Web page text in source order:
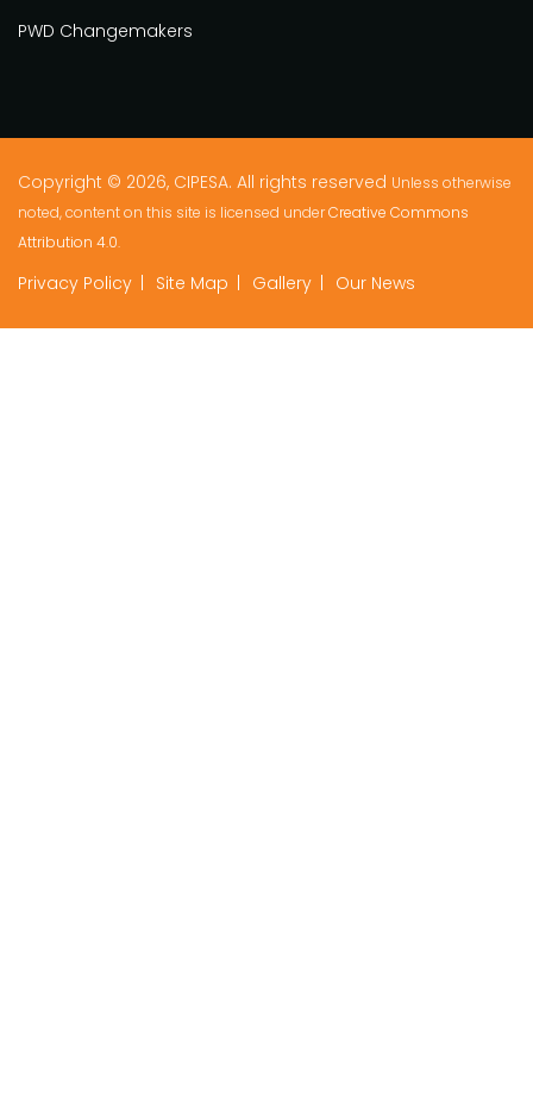
PWD Changemakers
Copyright © 2026, CIPESA. All rights reserved Unless otherwise
noted, content on this site is licensed underCreative Commons
Attribution 4.0.
Privacy Policy Site Map Gallery Our News